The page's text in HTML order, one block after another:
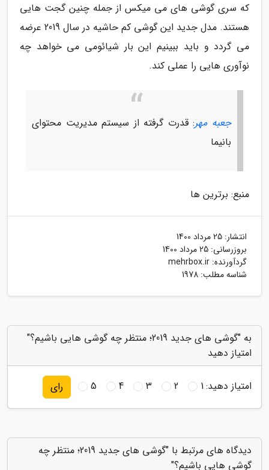
که سری گوشی های می میکس از جمله چنین گجت هایی
هستند. مدل جدید این گوشی کم حاشیه در سال 2019 عرضه
می گردد و باید ببینیم این بار شیائومی می خواهد چه
نوآوری هایی را عملی کند.
جعبه مهر: قدرت گرفته از سیستم مدیریت محتوای
بانیما
منبع: برترین ها
انتشار: 25 مرداد 1400
بروزرسانی: 25 مرداد 1400
گردآورنده: mehrbox.ir
شناسه مطلب: 1978
به "گوشی های جدید 2019؛ منتظر چه گوشی هایی باشیم؟"
امتیاز دهید
امتیاز دهید:1
2
3
4
5 رای
دیدگاه های مرتبط با "گوشی های جدید 2019؛ منتظر چه
گوشی هایی باشیم؟"